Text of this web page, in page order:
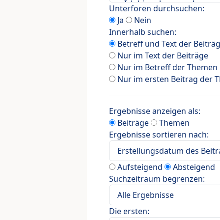
Unterforen durchsuchen:
Ja
Nein
Innerhalb suchen:
Betreff und Text der
Nur im Text der Beiträge
Nur im Betreff der Themen
Nur im ersten Beitrag der
Ergebnisse anzeigen als:
Beiträge
Themen
Ergebnisse sortieren nach:
Aufsteigend
Absteigend
Suchzeitraum begrenzen:
Die ersten: